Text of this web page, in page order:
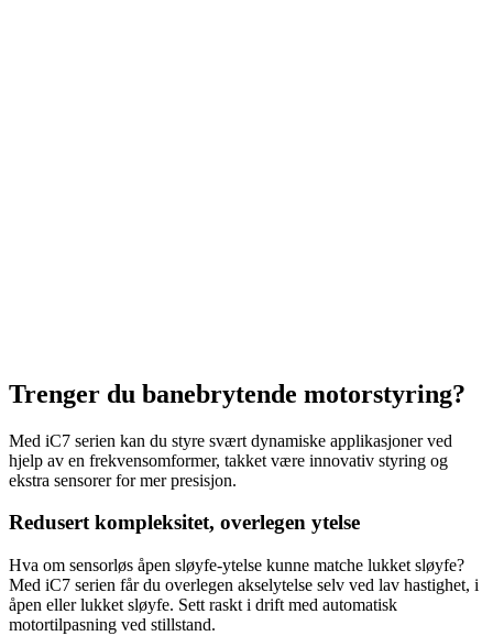
Trenger du banebrytende motorstyring?
Med iC7 serien kan du styre svært dynamiske applikasjoner ved
hjelp av en frekvensomformer, takket være innovativ styring og
ekstra sensorer for mer presisjon.
Redusert kompleksitet, overlegen ytelse
Hva om sensorløs åpen sløyfe-ytelse kunne matche lukket sløyfe?
Med iC7 serien får du overlegen akselytelse selv ved lav hastighet, i
åpen eller lukket sløyfe. Sett raskt i drift med automatisk
motortilpasning ved stillstand.